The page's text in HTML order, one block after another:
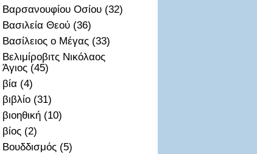
Βαρσανουφίου Οσίου (32)
Βασιλεία Θεού (36)
Βασίλειος ο Μέγας (33)
Βελιμίροβιτς Νικόλαος
Άγιος (45)
βία (4)
βιβλίο (31)
βιοηθική (10)
βίος (2)
Βουδδισμός (5)